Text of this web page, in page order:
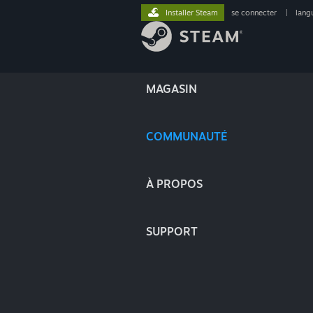
MAGASIN
COMMUNAUTÉ
À PROPOS
SUPPORT
Installer Steam se connecter